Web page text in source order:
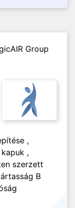
Group
,
,
szerzett
B